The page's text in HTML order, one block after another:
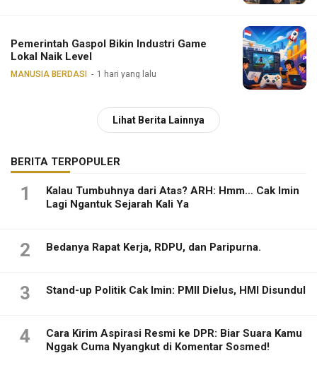
Pemerintah Gaspol Bikin Industri Game
Lokal Naik Level
MANUSIA BERDASI 1 hari yang lalu
Lihat Berita Lainnya
BERITA TERPOPULER
1
Kalau Tumbuhnya dari Atas? ARH: Hmm… Cak Imin
Lagi Ngantuk Sejarah Kali Ya
2 Bedanya Rapat Kerja, RDPU, dan Paripurna.
3 Stand-up Politik Cak Imin: PMII Dielus, HMI Disundul
4
Cara Kirim Aspirasi Resmi ke DPR: Biar Suara Kamu
Nggak Cuma Nyangkut di Komentar Sosmed!